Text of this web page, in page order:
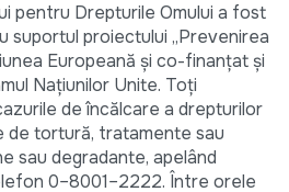
pentru Drepturile Omului a fost
suportul proiectului „Prevenirea
Europeană şi co-finanţat şi
Naţiunilor Unite. Toţi
de încălcare a drepturilor
de tortură, tratamente sau
sau degradante, apelând
0–8001–2222. Între orele